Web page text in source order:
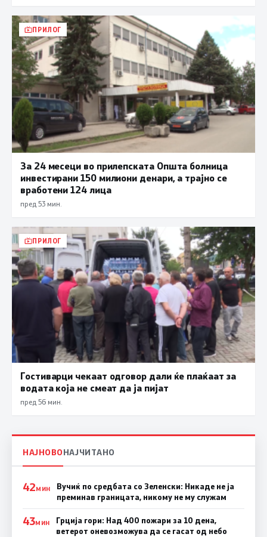
ПРИЛОГ
За 24 месеци во прилепската Општа болница
инвестирани 150 милиони денари, а трајно се
вработени 124 лица
пред 53 мин.
ПРИЛОГ
Гостиварци чекаат одговор дали ќе плаќаат за
водата која не смеат да ја пијат
пред 56 мин.
НАЈНОВОНАЈЧИТАНО
42МИН
Вучиќ по средбата со Зеленски: Никаде не ја
преминав границата, никому не му служам
43МИН
Грција гори: Над 400 пожари за 10 дена,
ветерот оневозможува да се гасат од небо